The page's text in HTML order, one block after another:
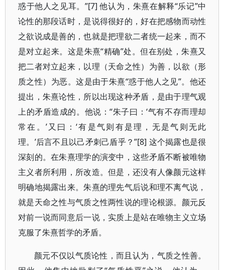
惑于他人之见耳。”[7] 他认为，朱熹在解释“乐记”中
论性的那段话时，是说得很好的，好在把感物而动性
之欲说成是善的，也就是把理欲二者统一起来，而不
是对立起来。这是朱熹“精确”处。但在别处，朱熹又
把二者对立起来，以理（天命之性）为善，以欲（形
质之性）为恶。这是由于朱熹“惑于他人之见”。他还
提出，朱熹论性，所以出现这种矛盾，是由于理气观
上的矛盾造成的。他说：“朱子曰：‘气有不存而理却
常在。’又曰：‘有是气则有是理，无是气则无此
理。’后言不且以己矛刺己盾乎？”[8] 这个揭露也是很
深刻的。在朱熹理学的演变中，这些矛盾不断被唯物
主义者所利用，所改造。但是，还没有人像颜元这样
明确地揭露出来。朱熹的理先气后说和理不离气说，
就是天命之性与气质之性两性说的理论根源。颜元反
对前一说而同意后一说，实质上是站在唯物主义立场
克服了朱熹哲学的矛盾。
颜元不仅以气质论性，而且认为，气质之性善。